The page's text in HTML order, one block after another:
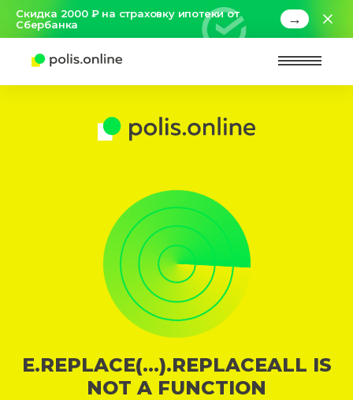
Скидка 2000 ₽ на страховку ипотеки от
Сбербанка
→
E.REPLACE(...).REPLACEALL IS
NOT A FUNCTION